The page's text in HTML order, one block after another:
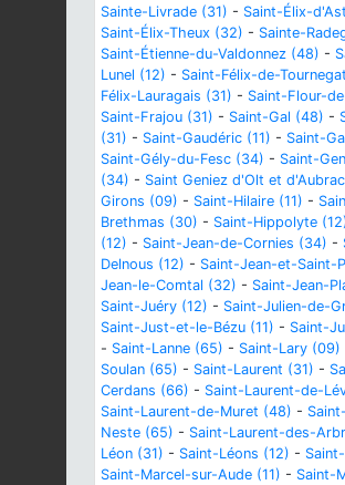
Sainte-Livrade (31) - Saint-Élix-
Saint-Élix-Theux (32) - Sainte-
Saint-Étienne-du-Valdonnez (48) -
Lunel (12) - Saint-Félix-de-
Félix-Lauragais (31) - Saint-Flour-
Saint-Frajou (31) - Saint-Gal (48) -
(31) - Saint-Gaudéric (11) - Saint-
Saint-Gély-du-Fesc (34) - Saint-
(34) - Saint Geniez d'Olt et
Girons (09) - Saint-Hilaire (11) -
Brethmas (30) - Saint-Hippolyte
(12) - Saint-Jean-de-Cornies (34) -
Delnous (12) - Saint-Jean-et-Saint-
Jean-le-Comtal (32) - Saint-Jean-
Saint-Juéry (12) - Saint-Julien-de-
Saint-Just-et-le-Bézu (11) - Saint-
- Saint-Lanne (65) - Saint-Lary (09)
Soulan (65) - Saint-Laurent (31) -
Cerdans (66) - Saint-Laurent-de-
Saint-Laurent-de-Muret (48) -
Neste (65) - Saint-Laurent-des-
Léon (31) - Saint-Léons (12) -
Saint-Marcel-sur-Aude (11) - Saint-